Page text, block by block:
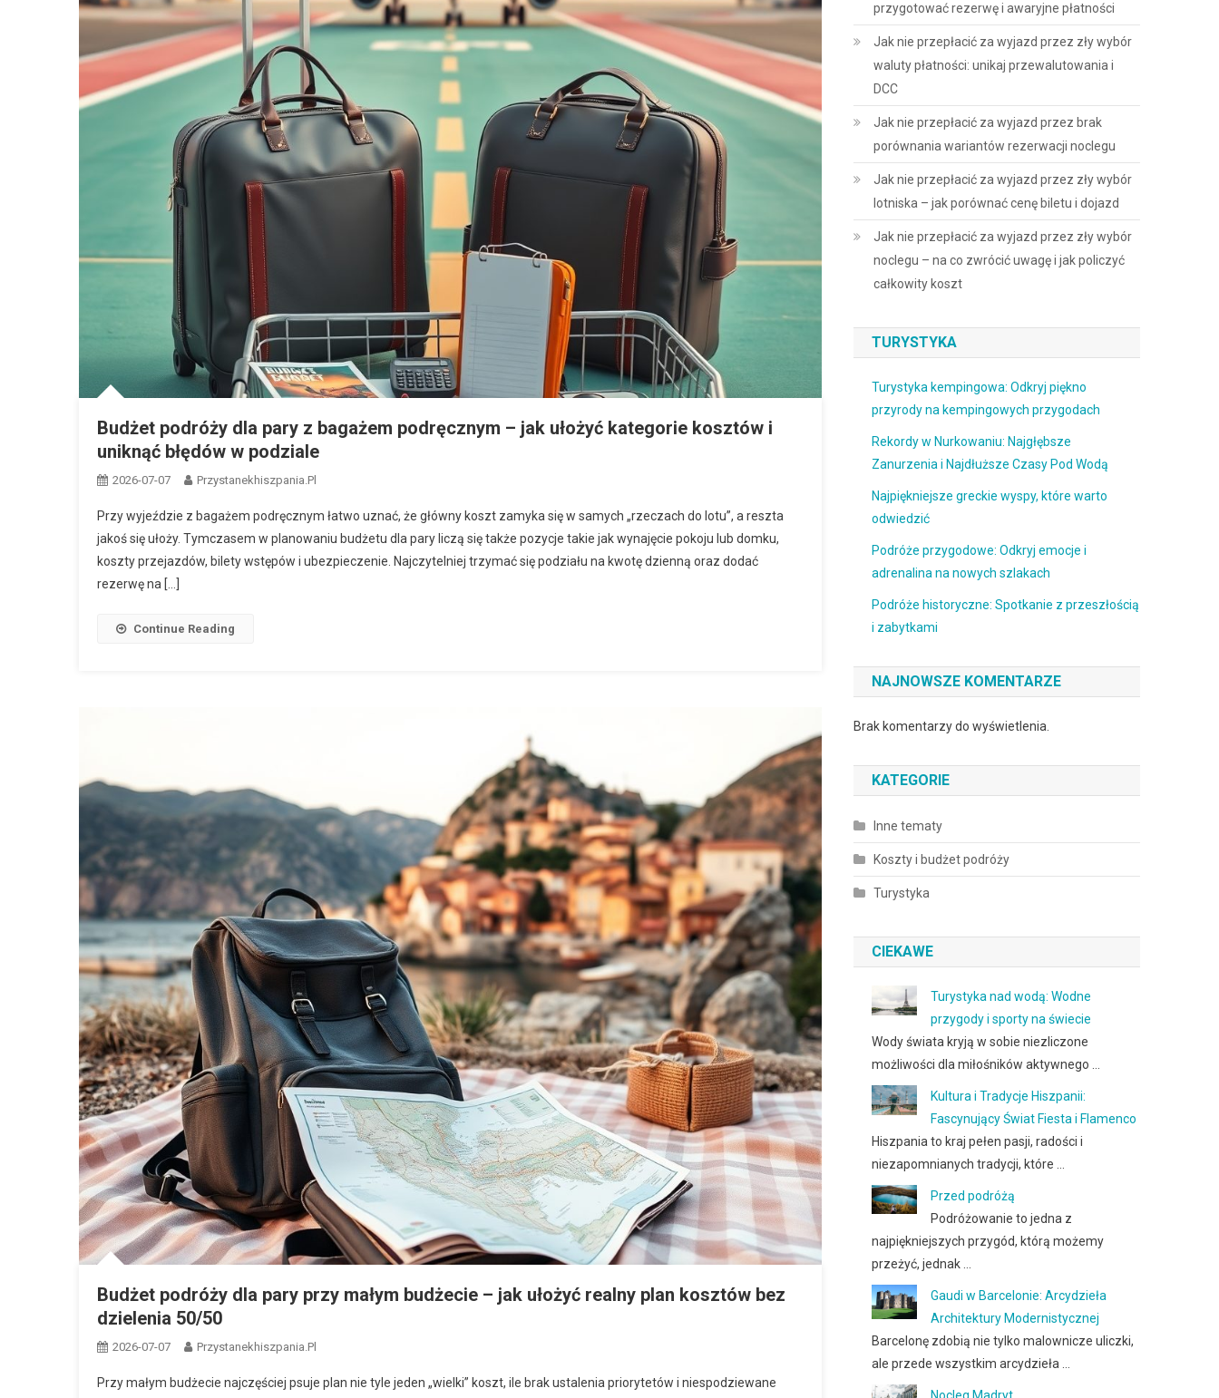
Budżet podróży dla pary z bagażem podręcznym – jak ułożyć kategorie kosztów i
uniknąć błędów w podziale
2026-07-07 Przystanekhiszpania.pl
Przy wyjeździe z bagażem podręcznym łatwo uznać, że główny koszt zamyka się w samych „rzeczach do lotu”, a reszta
jakoś się ułoży. Tymczasem w planowaniu budżetu dla pary liczą się także pozycje takie jak wynajęcie pokoju lub domku,
koszty przejazdów, bilety wstępów i ubezpieczenie. Najczytelniej trzymać się podziału na kwotę dzienną oraz dodać
rezerwę na […]
Continue Reading
Budżet podróży dla pary przy małym budżecie – jak ułożyć realny plan kosztów bez
dzielenia 50/50
2026-07-07 Przystanekhiszpania.pl
Przy małym budżecie najczęściej psuje plan nie tyle jeden „wielki” koszt, ile brak ustalenia priorytetów i niespodziewane
przygotować rezerwę i awaryjne płatności
Jak nie przepłacić za wyjazd przez zły wybór
waluty płatności: unikaj przewalutowania i
DCC
Jak nie przepłacić za wyjazd przez brak
porównania wariantów rezerwacji noclegu
Jak nie przepłacić za wyjazd przez zły wybór
lotniska – jak porównać cenę biletu i dojazd
Jak nie przepłacić za wyjazd przez zły wybór
noclegu – na co zwrócić uwagę i jak policzyć
całkowity koszt
TURYSTYKA
Turystyka kempingowa: Odkryj piękno
przyrody na kempingowych przygodach
Rekordy w Nurkowaniu: Najgłębsze
Zanurzenia i Najdłuższe Czasy Pod Wodą
Najpiękniejsze greckie wyspy, które warto
odwiedzić
Podróże przygodowe: Odkryj emocje i
adrenalina na nowych szlakach
Podróże historyczne: Spotkanie z przeszłością
i zabytkami
NAJNOWSZE KOMENTARZE
Brak komentarzy do wyświetlenia.
KATEGORIE
Inne tematy
Koszty i budżet podróży
Turystyka
CIEKAWE
Turystyka nad wodą: Wodne
przygody i sporty na świecie
Wody świata kryją w sobie niezliczone
możliwości dla miłośników aktywnego …
Kultura i Tradycje Hiszpanii:
Fascynujący Świat Fiesta i Flamenco
Hiszpania to kraj pełen pasji, radości i
niezapomnianych tradycji, które …
Przed podróżą
Podróżowanie to jedna z
najpiękniejszych przygód, którą możemy
przeżyć, jednak …
Gaudi w Barcelonie: Arcydzieła
Architektury Modernistycznej
Barcelonę zdobią nie tylko malownicze uliczki,
ale przede wszystkim arcydzieła …